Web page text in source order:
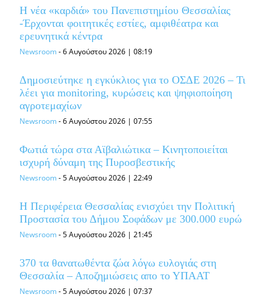
Η νέα «καρδιά» του Πανεπιστημίου Θεσσαλίας
-Έρχονται φοιτητικές εστίες, αμφιθέατρα και
ερευνητικά κέντρα
Newsroom-6 Αυγούστου 2026 | 08:19
Δημοσιεύτηκε η εγκύκλιος για το ΟΣΔΕ 2026 – Τι
λέει για monitoring, κυρώσεις και ψηφιοποίηση
αγροτεμαχίων
Newsroom-6 Αυγούστου 2026 | 07:55
Φωτιά τώρα στα Αϊβαλιώτικα – Κινητοποιείται
ισχυρή δύναμη της Πυροσβεστικής
Newsroom-5 Αυγούστου 2026 | 22:49
Η Περιφέρεια Θεσσαλίας ενισχύει την Πολιτική
Προστασία του Δήμου Σοφάδων με 300.000 ευρώ
Newsroom-5 Αυγούστου 2026 | 21:45
370 τα θανατωθέντα ζώα λόγω ευλογιάς στη
Θεσσαλία – Αποζημιώσεις απο το ΥΠΑΑΤ
Newsroom-5 Αυγούστου 2026 | 07:37